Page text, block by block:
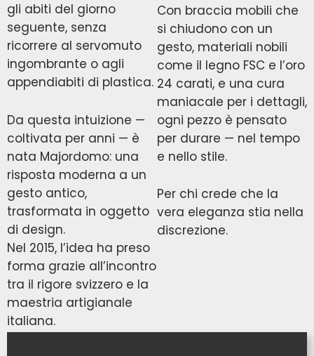
gli abiti del giorno
seguente, senza
ricorrere al servomuto
ingombrante o agli
appendiabiti di plastica.
Da questa intuizione —
coltivata per anni — è
nata Majordomo: una
risposta moderna a un
gesto antico,
trasformata in oggetto
di design.
Nel 2015, l’idea ha preso
forma grazie all’incontro
tra il rigore svizzero e la
maestria artigianale
italiana.
Con braccia mobili che
si chiudono con un
gesto, materiali nobili
come il legno FSC e l’oro
24 carati, e una cura
maniacale per i dettagli,
ogni pezzo è pensato
per durare — nel tempo
e nello stile.
Per chi crede che la
vera eleganza stia nella
discrezione.